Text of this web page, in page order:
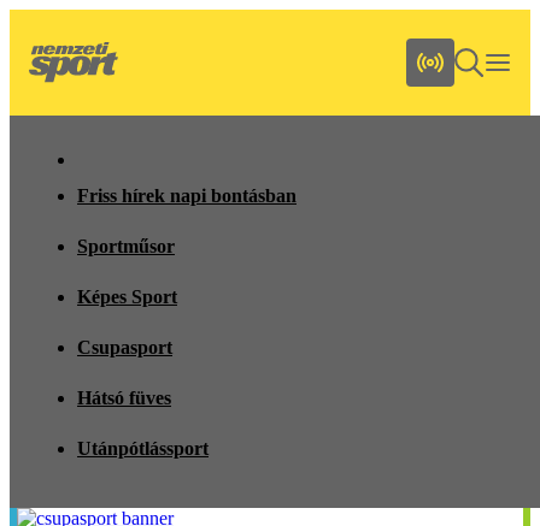
Friss hírek napi bontásban
Sportműsor
Képes Sport
Csupasport
Hátsó füves
Utánpótlássport